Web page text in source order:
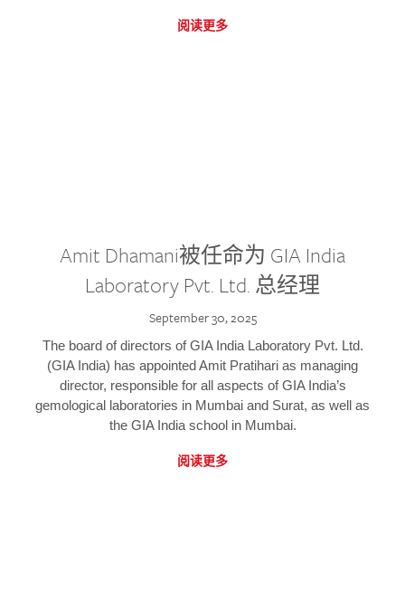
阅读更多
Amit Dhamani被任命为 GIA India
Laboratory Pvt. Ltd. 总经理
September 30, 2025
The board of directors of GIA India Laboratory Pvt. Ltd.
(GIA India) has appointed Amit Pratihari as managing
director, responsible for all aspects of GIA India’s
gemological laboratories in Mumbai and Surat, as well as
the GIA India school in Mumbai.
阅读更多